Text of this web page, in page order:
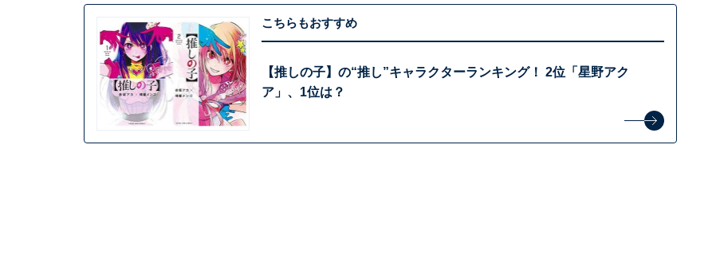
こちらもおすすめ
【推しの子】の“推し”キャラクターランキング！ 2位「星野アク
ア」、1位は？